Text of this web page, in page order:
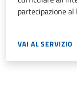
partecipazione al
VAI AL SERVIZIO